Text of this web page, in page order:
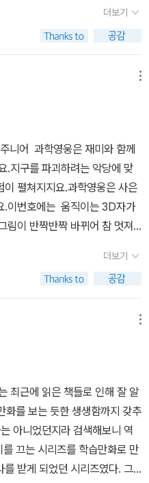
면서 앞의 재미있는 내용들을
확인할 수 있습니다. 이상하
습니다. 가볍게 읽을 수있지만
저희 아이도 책을 읽으며 과학
한 너무나 좋은 책들이 다양하
진까지 선명하고 멋지게 실려
이다. 이 책 과학영웅 벤은... 아
상대로 지구를 지키는 내용이
나 동물만 탄생해서 죽음까지
처럼 탄생해서 성장하고 죽음
여있는곳에서 탄생해서 자기
만들어 낸단다. 그 원소가 다
무 놀랍다.. 별의 죽음은 대부분
는 이 현상을 `초신성`이라고
이 짧단다. 우리 은하가 어떻게
서 상세한 설명도 곁들였다. 우
백만배나 무거운 블랙홀이 있
청나게 크다. 그리고 애들이 젤
리은하는 매우 밝은데...밝은
. 중력이 매우 강해서 주변물
당들로부터 지구를 지키기 위
미있게 읽으면서 어려운 우주에
재미있게 공부할수 있는 과학
부한 내용을 다시한번 복습하
로 다시 풀어볼수 있게 되어있
게 이해할수 있을것 같다... 쉽
더보기
니어 과학영웅은 재미와 함께
.지구를 파괴하려는 악당에 맞
펼쳐지지요.과학영웅은 사은
.이번호에는 움직이는 3D자가
림이 반짝반짝 바뀌어 참 멋져
궁금증도 해결하고빅뱅과 블
있었던 시간이었네요. 은하계
시한폭탄을 설치하고, 벤일행은
라 우주해적단에 붙잡히고,,
는 해적선에 몰래 잠입하지
스할아버지를 다시 만날 수 있
...벤일행이 지구 폭발을 막을
되네요. 재밌는 만화 이외에도
대해 살펴보고, 별의 여러 모
하의 여러 모양, 빅뱅과 우주의
그림은 신비롭기도 하고 책읽는
특별부록 심화학습 워크북이에
더보기
최근에 읽은 책들로 인해 잘 알
를 보는 듯한 생생함까지 갖추
아니었던지라 검색해보니 역
끄는 시리즈를 학습만화로 만
받게 되었던 시리즈였다. 그